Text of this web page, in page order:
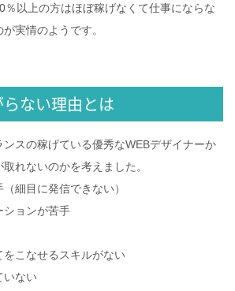
％以上の方はほぼ稼げなくて仕事にならな
実情のようです。
ない理由とは
ンスの稼げている優秀なWEBデザイナーか
れないのかを考えました。
細目に発信できない）
ションが苦手
をこなせるスキルがない
いない